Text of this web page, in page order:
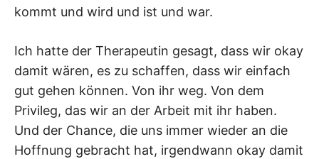
kommt und wird und ist und war.
Ich hatte der Therapeutin gesagt, dass wir okay
damit wären, es zu schaffen, dass wir einfach
gut gehen können. Von ihr weg. Von dem
Privileg, das wir an der Arbeit mit ihr haben.
Und der Chance, die uns immer wieder an die
Hoffnung gebracht hat, irgendwann okay damit